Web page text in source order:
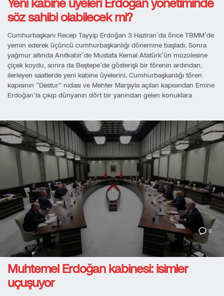
söz sahibi olabilecek mi?
Cumhurbaşkanı Recep Tayyip Erdoğan 3 Haziran’da önce TBMM’de
yemin ederek üçüncü cumhurbaşkanlığı dönemine başladı. Sonra
yağmur altında Anıtkabir’de Mustafa Kemal Atatürk’ün mozolesine
çiçek koydu, sonra da Beştepe’de gösterişli bir törenin ardından,
ilerleyen saatlerde yeni kabine üyelerini. Cumhurbaşkanlığı tören
kapısının “Destur” nidası ve Mehter Marşıyla açılan kapısından Emine
Erdoğan’la çıkıp dünyanın dört bir yanından gelen konuklara
0
Muhtemel Erdoğan kabinesi: isimler
uçuşuyor